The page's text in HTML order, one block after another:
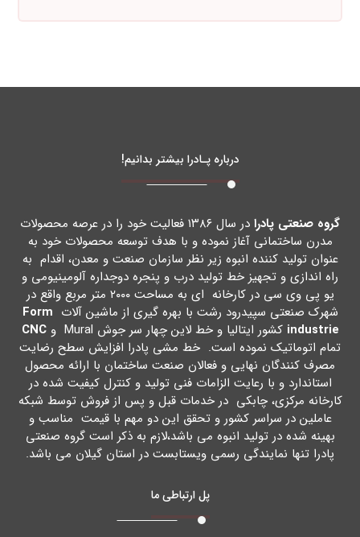
درباره پـادرا بیشتر بدانیم!
گروه صنعتی پادرا
در سال ۱۳۸۶ فعالیت خود را در عرصه محصولات
مدرن ساختمانی آغاز نموده و با هدف توسعه محصولات خود به
عنوان تولید کننده انبوه زیر نظر سازمان صنعت و معدن، اقدام به
راه اندازي و تجهیز خط تولید درب و پنجره دوجداره آلومینیومی و
یو پی وي سی در کارخانه اي به مساحت ۲۰۰۰ متر مربع واقع در
شهرك صنعتی سپیدرود رشت با بهره گیري از ماشین آلات Form
industrie کشور ایتالیا و خط لاین چهار سر جوش Mural و
CNC
تمام اتوماتیک نموده است. خط مشی پادرا افزایش سطح رضایت
مصرف کنندگان نهایی و فعالان صنعت ساختمان با ارائه محصول
استاندارد و با رعایت الزامات فنی تولید و کنترل کیفیت شده در
کارخانه مرکزي، چابکی در خدمات قبل و پس از فروش توسط شبکه
عاملین در سراسر کشور و تحقق این دو مهم با قیمت مناسب و
بهینه شده در تولید انبوه می باشد،لازم به ذکر است گروه صنعتی
پادرا تنها نمایندگی رسمی ویستابست در استان گیلان می باشد.
پل ارتباطی ما